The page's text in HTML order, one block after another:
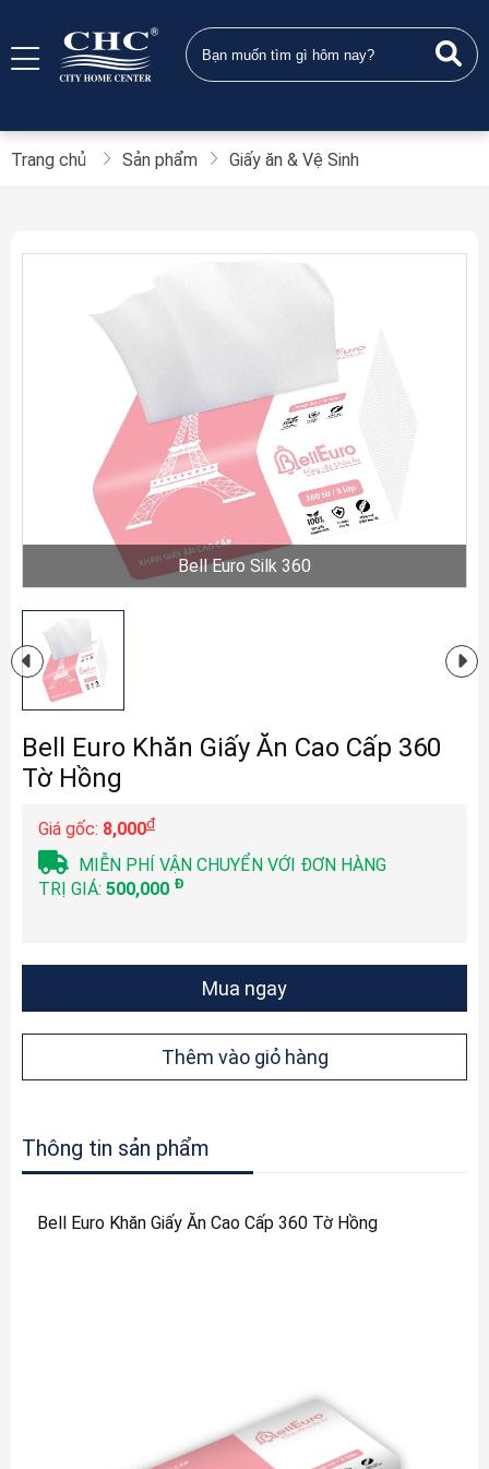
Trang chủ Sản phẩm Giấy ăn & Vệ Sinh
Bell Euro Silk 360
Bell Euro Khăn Giấy Ăn Cao Cấp 360
Tờ Hồng
Giá gốc: 8,000đ
MIỄN PHÍ VẬN CHUYỂN VỚI ĐƠN HÀNG
TRỊ GIÁ: 500,000 Đ
Mua ngay
Thêm vào giỏ hàng
Thông tin sản phẩm
Bell Euro Khăn Giấy Ăn Cao Cấp 360 Tờ Hồng